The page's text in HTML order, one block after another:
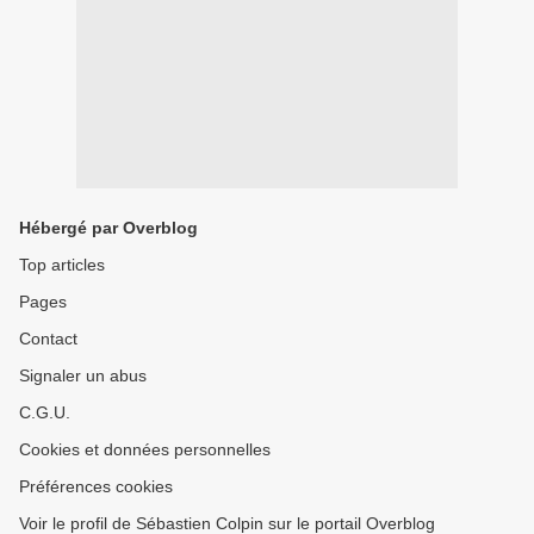
Hébergé par Overblog
Top articles
Pages
Contact
Signaler un abus
C.G.U.
Cookies et données personnelles
Préférences cookies
Voir le profil de Sébastien Colpin sur le portail Overblog